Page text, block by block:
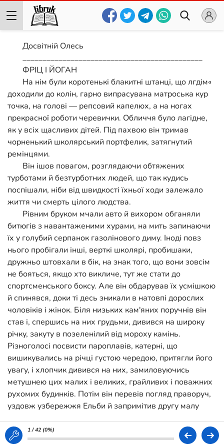
Досвітній Олесь
_____________________________________________
ФРІЦ І ЙОГАН
На нім були коротенькі блакитні штанці, що лгдім«
доходили до колін, гарно випрасувана матроська кур
точка, на голові — репсовий капелюх, а на ногах
прекрасної роботи черевички. Обличчя було лагідне,
як у всіх щасливих дітей. Під пахвою він тримав
чорненький школярський портфелик, затягнутий
ремінцями.
Він ішов повагом, розглядаючи обтяжених
турботами й безтурботних людей, що так кудись
поспішали, ніби від швидкості їхньої ходи залежало
життя чи смерть цілого людства.
Рівним бруком мчали авто й вихором обганяли
битюгів з навантаженими хурами, на мить запинаючи
їх у голубий серпанок газолінового диму. Іноді повз
нього пробігали інші, верткі школярі, пробишаки,
дружньо штовхали в бік, на знак того, що вони зовсім
не бояться, якщо хто викличе, тут же стати до
спортсменського боксу. Але він обдарував їх усмішкою
й спинявся, доки ті десь зникали в натовпі дорослих
чоловіків і жінок. Біля низьких кам'яних поручнів він
став і, спершись на них грудьми, дивився на широку
річку, закуту в позеленілий від мороху камінь.
Різноголосі посвисти пароплавів, катерні, що
вишикувались на річці густою чередою, притягли його
увагу, і хлопчик дивився на них, замиловуючись
метушнею цих малих і великих, грайливих і поважних
рухомих будинків. Потім він перевів погляд праворуч,
уздовж узбережжя Ельби й запримітив другу малу
в воду крихти, що їх ще в повітрі намагались підхопити
чайки. Зовсім білі, з жовтими, попелястими й чорними
1 / 42 (0%)